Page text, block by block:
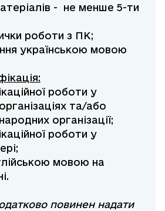
- не менше 5-ти
роботи з ПК;
українською мовою
роботи у
та/або
організації;
роботи у
мовою на
повинен надати